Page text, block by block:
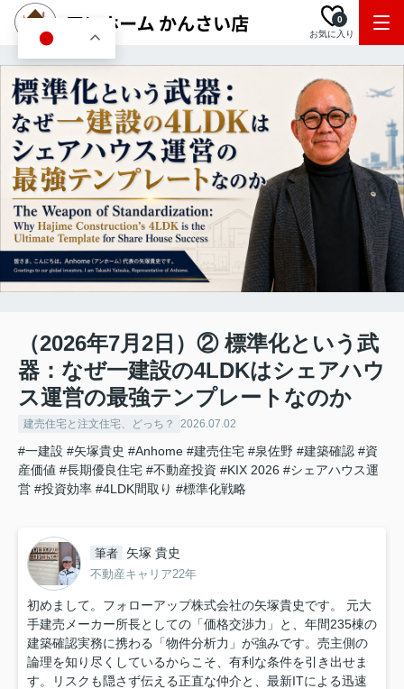
お気に入り
0
（2026年7月2日）② 標準化という武
器：なぜ一建設の4LDKはシェアハウ
ス運営の最強テンプレートなのか
建売住宅と注文住宅、どっち？ 2026.07.02
#一建設 #矢塚貴史 #Anhome #建売住宅 #泉佐野 #建築確認 #資
産価値 #長期優良住宅 #不動産投資 #KIX 2026 #シェアハウス運
営 #投資効率 #4LDK間取り #標準化戦略
筆者 矢塚 貴史
不動産キャリア22年
初めまして。フォローアップ株式会社の矢塚貴史です。 元大
手建売メーカー所長としての「価格交渉力」と、年間235棟の
建築確認実務に携わる「物件分析力」が強みです。売主側の
論理を知り尽くしているからこそ、有利な条件を引き出せま
す。リスクも隠さず伝える正直な仲介と、最新ITによる迅速